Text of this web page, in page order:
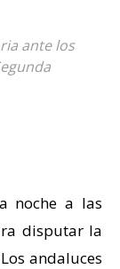
ante los
noche a las
disputar la
andaluces